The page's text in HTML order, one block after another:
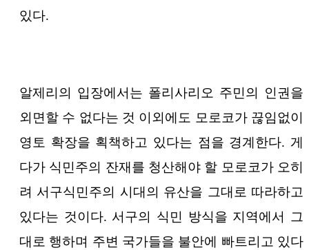
있다.
알제리의 입장에서는 폴리사리오 주민의 인권을
외면할 수 없다는 것 이외에도 모로코가 끊임없이
영토 확장을 획책하고 있다는 점을 경계한다. 게
다가 식민주의 잔재를 청산해야 할 모로코가 오히
려 서구식민주의 시대의 유산을 그대로 따라하고
있다는 것이다. 서구의 식민 방식을 지역에서 그
대로 행하며 주변 국가들을 불안에 빠트리고 있다